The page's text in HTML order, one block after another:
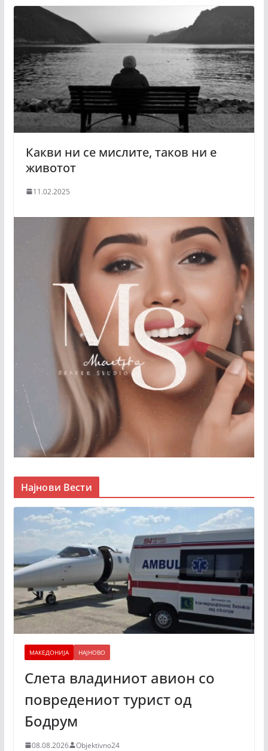
Какви ни се мислите, таков ни е
животот
11.02.2025
Најнови Вести
МАКЕДОНИЈА НАЈНОВО
Слета владиниот авион со
повредениот турист од
Бодрум
08.08.2026 Objektivno24